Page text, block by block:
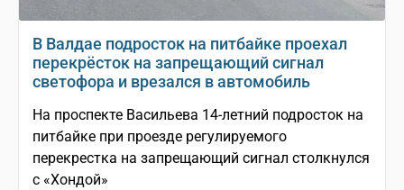
В Валдае подросток на питбайке проехал
перекрёсток на запрещающий сигнал
светофора и врезался в автомобиль
На проспекте Васильева 14-летний подросток на
питбайке при проезде регулируемого
перекрестка на запрещающий сигнал столкнулся
с «Хондой»